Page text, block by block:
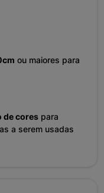
ou maiores para
de cores para
a serem usadas